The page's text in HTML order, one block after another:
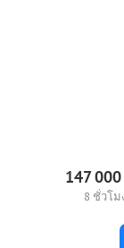
147000
8 ชั่วโม